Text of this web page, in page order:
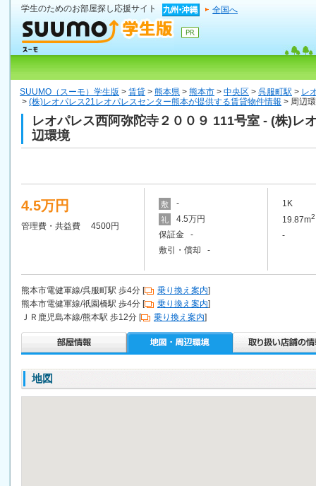
学生のためのお部屋探し応援サイト 全国へ
SUUMO（スーモ）学生版 > 賃貸 > 熊本県 > 熊本市 > 中央区 > 呉服町駅 > レ
> (株)レオパレス21レオパレスセンター熊本が提供する賃貸物件情報 > 周辺
レオパレス西阿弥陀寺２００９ 111号室 - (株)レ
辺環境
4.5万円
管理費・共益費 4500円
敷 -
礼
4.5万円
保証金 -
敷引・償却 -
1K
19.87m2
-
熊本市電健軍線/呉服町駅 歩4分 [ 乗り換え案内]
熊本市電健軍線/祇園橋駅 歩4分 [
乗り換え案内]
ＪＲ鹿児島本線/熊本駅 歩12分 [
乗り換え案内]
地図